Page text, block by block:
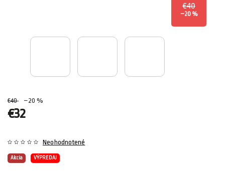
€40
–20 %
€40 –20 %
€32
Akcia VÝPREDAJ
Neohodnotené